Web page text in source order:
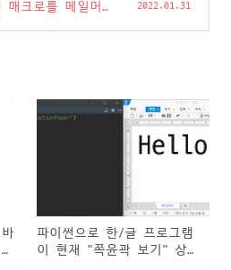
크로를 메일머지
2022.01.31
파이썬으로 한/글 프로그램
이 현재 "쪽윤곽 보기" 상태